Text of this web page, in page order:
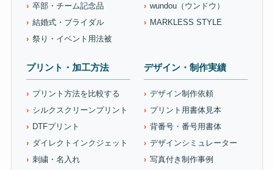
卒部・チーム記念品
結婚式・ブライダル
祭り・イベント用法被
wundou（ウンドウ）
MARKLESS STYLE
プリント・加工方法
プリント方法を比較する
シルクスクリーンプリント
DTFプリント
ダイレクトインクジェット
刺繍・名入れ
デザイン・制作実績
デザイン制作依頼
プリント用書体見本
背番号・番号用書体
デザインシミュレーター
写真付き制作事例